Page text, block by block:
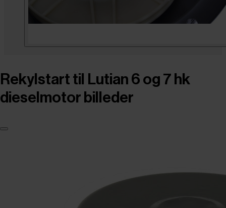
Rekylstart til Lutian 6 og 7 hk
dieselmotor billeder